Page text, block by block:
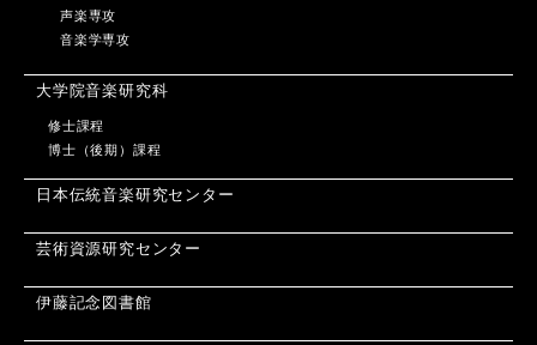
声楽専攻
音楽学専攻
大学院音楽研究科
修士課程
博士（後期）課程
日本伝統音楽研究センター
芸術資源研究センター
伊藤記念図書館